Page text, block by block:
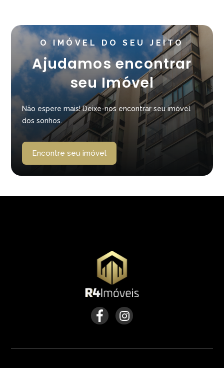
O IMÓVEL DO SEU JEITO
Ajudamos encontrar
seu Imóvel
Não espere mais! Deixe-nos encontrar seu imóvel
dos sonhos.
Encontre seu imóvel